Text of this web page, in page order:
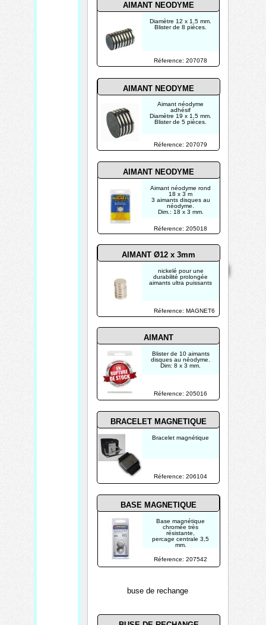
Mis à jour le
07/08/2026
Créé par
Contact
Home
AIMANT
BASE MAGNETIQUE
BRACELET MAGNETIQUE
Blister de 10 aimants
disques au néodyme.
Dim: 8 x 3 mm.
Bracelet magnétique
Base magnétique
chromée très
résistante,
percage centrale 3,5
mm.
kg. Blister de 2 pièces.
Réference: 206104
Réference: 205016
Réference: 207542
AIMANT NEODYME
AIMANT NEODYME
AIMANT NEODYME
Diamètre 12 x 1,5 mm.
Blister de 8 pièces.
Aimant néodyme
adhésif
Diamètre 19 x 1,5 mm.
Blister de 5 pièces.
Aimant néodyme rond
18 x 3 m
3 aimants disques au
néodyme.
Dim.: 18 x 3 mm.
Réference: 207078
Réference: 207079
Réference: 205018
AIMANT Ø12 x 3mm
Réference: MAGNET6
nickelé pour une
durabilité prolongée
aimants ultra puissants
buse de rechange